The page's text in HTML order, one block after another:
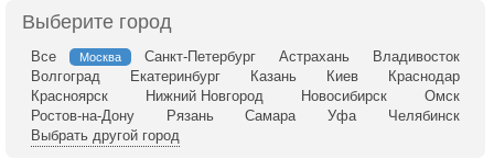
Выберите город
Все Москва Санкт-Петербург Астрахань
Владивосток
Волгоград
Екатеринбург Казань Киев
Краснодар
Красноярск
Нижний Новгород Новосибирск
Омск
Ростов-на-Дону
Рязань Самара Уфа
Челябинск
Выбрать другой город